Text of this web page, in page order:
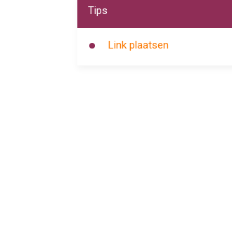
Tips
Link plaatsen